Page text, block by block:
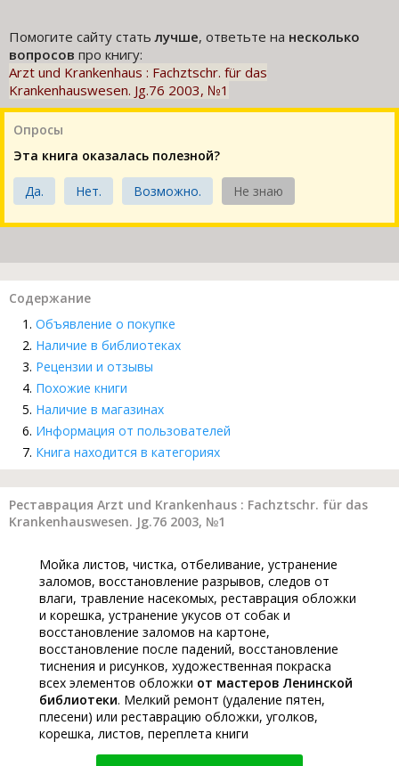
Помогите сайту статьлучше, ответьте на несколько
вопросов про книгу:
Arzt und Krankenhaus : Fachztschr. für das
Krankenhauswesen. Jg.76 2003, №1
Опросы
Эта книга оказалась полезной?
Да. Нет. Возможно. Не знаю
Содержание
Объявление о покупке
Наличие в библиотеках
Рецензии и отзывы
Похожие книги
Наличие в магазинах
Информация от пользователей
Книга находится в категориях
Реставрация Arzt und Krankenhaus : Fachztschr. für das
Krankenhauswesen. Jg.76 2003, №1
Мойка листов, чистка, отбеливание, устранение
заломов, восстановление разрывов, следов от
влаги, травление насекомых, реставрация обложки
и корешка, устранение укусов от собак и
восстановление заломов на картоне,
восстановление после падений, восстановление
тиснения и рисунков, художественная покраска
всех элементов обложки от мастеров Ленинской
библиотеки. Мелкий ремонт (удаление пятен,
плесени) или реставрацию обложки, уголков,
корешка, листов, переплета книги